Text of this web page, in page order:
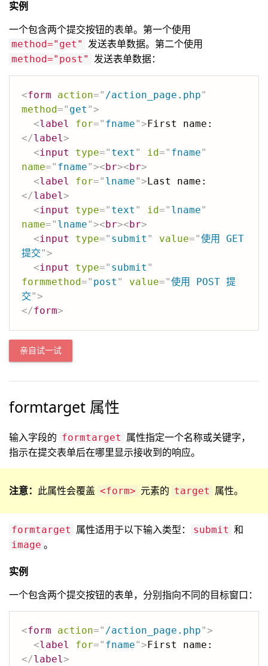
实例
一个包含两个提交按钮的表单。第一个使用
method="get" 发送表单数据。第二个使用
method="post" 发送表单数据：
<form action=" /action_page.php"
method=" get ">
<label for=" fname">First name:
</label>
<input type=" text " id=" fname"
name=" fname"><br><br>
<label for=" lname">Last name:
</label>
<input type=" text " id=" lname"
name=" lname"><br><br>
<input type=" submit " value="使用 GET
提交">
<input type=" submit "
formmethod=" post " value="使用 POST 提
交">
</form>
亲自试一试
formtarget 属性
输入字段的 formtarget 属性指定一个名称或关键字，
指示在提交表单后在哪里显示接收到的响应。
注意： 此属性会覆盖 <form> 元素的 target 属性。
formtarget 属性适用于以下输入类型： submit 和
image 。
实例
一个包含两个提交按钮的表单，分别指向不同的目标窗口：
<form action=" /action_page.php">
<label for=" fname">First name:
</label>